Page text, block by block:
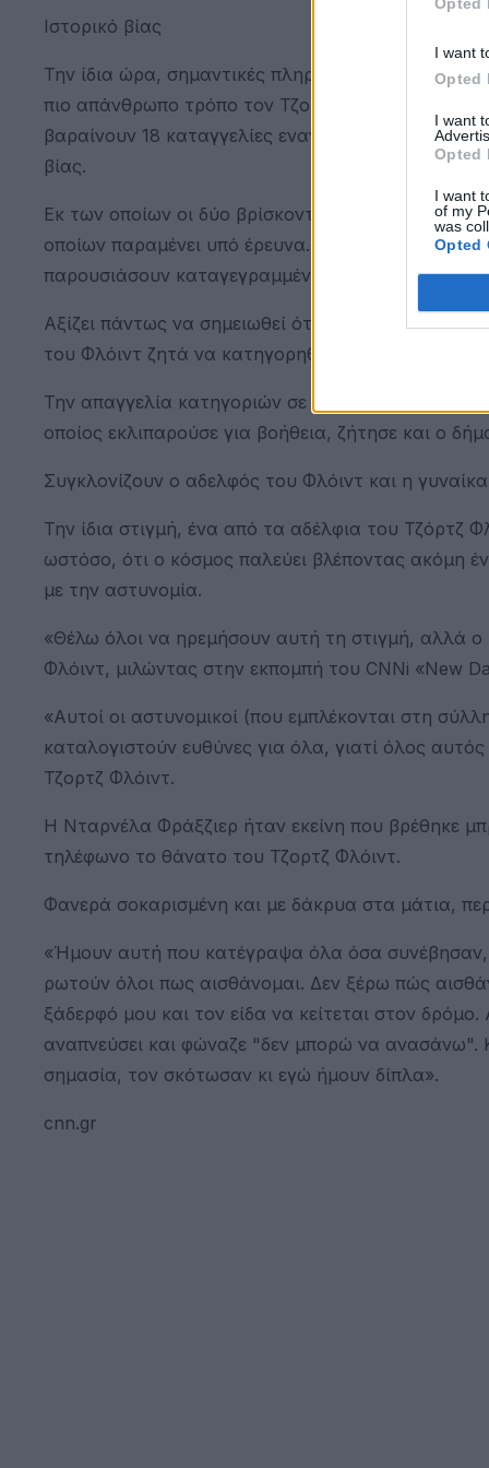
I want
Opted
I want
Opted
I want
of my
was
Opted
Ιστορικό βίας
Την ίδια ώρα, σημαντικές πληροφορίες έρχονται
πιο απάνθρωπο τρόπο τον Τζορτζ Φλόιντ. Όπως
βαραίνουν 18 καταγγελίες εναντίον του στο
βίας.
Εκ των οποίων οι δύο βρίσκονται υπό έρευνα, ενώ
οποίων παραμένει υπό έρευνα. Οι άλλοι δύο, ο
παρουσιάσουν καταγεγραμμένο ιστορικό βίας.
Αξίζει πάντως να σημειωθεί ότι στους τέσσερις
του Φλόιντ ζητά να κατηγορηθούν για
Την απαγγελία κατηγοριών σε βάρος του
οποίος εκλιπαρούσε για βοήθεια, ζήτησε και ο
Συγκλονίζουν ο αδελφός του Φλόιντ και η
Την ίδια στιγμή, ένα από τα αδέλφια του Τζόρτζ
ωστόσο, ότι ο κόσμος παλεύει βλέποντας ακόμη
με την αστυνομία.
«Θέλω όλοι να ηρεμήσουν αυτή τη στιγμή, αλλά ο
Φλόιντ, μιλώντας στην εκπομπή του CNNi «New
«Αυτοί οι αστυνομικοί (που εμπλέκονται στη
καταλογιστούν ευθύνες για όλα, γιατί όλος
Τζορτζ Φλόιντ.
Η Νταρνέλα Φράξζιερ ήταν εκείνη που βρέθηκε
τηλέφωνο το θάνατο του Τζορτζ Φλόιντ.
Φανερά σοκαρισμένη και με δάκρυα στα μάτια,
«Ήμουν αυτή που κατέγραψα όλα όσα συνέβησαν,
ρωτούν όλοι πως αισθάνομαι. Δεν ξέρω πώς
ξάδερφό μου και τον είδα να κείτεται στον
αναπνεύσει και φώναζε "δεν μπορώ να ανασάνω".
σημασία, τον σκότωσαν κι εγώ ήμουν δίπλα».
cnn.gr